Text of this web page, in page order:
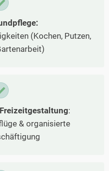
(Kochen, Putzen,
:
& organisierte